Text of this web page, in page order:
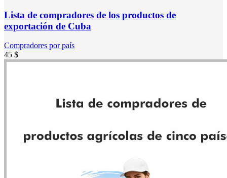
Lista de compradores de los productos de
exportación de Cuba
Compradores por país
45 $